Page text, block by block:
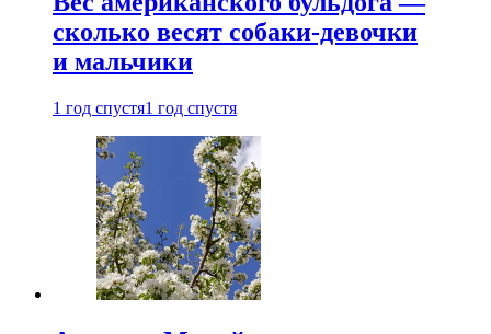
сколько весят собаки-девочки
и мальчики
1 год спустя1 год спустя